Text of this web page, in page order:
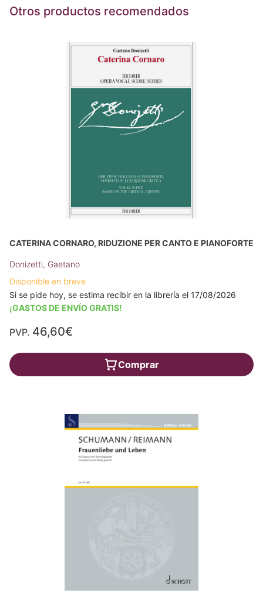
Otros productos recomendados
CATERINA CORNARO, RIDUZIONE PER CANTO E PIANOFORTE
Donizetti, Gaetano
Disponible en breve
Si se pide hoy, se estima recibir en la librería el 17/08/2026
¡GASTOS DE ENVÍO GRATIS!
PVP. 46,60€
Comprar